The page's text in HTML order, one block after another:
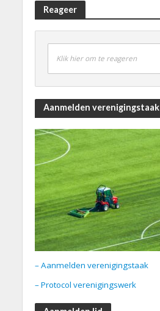
Reageer
Klik hier om te reageren
Aanmelden verenigingstaak
– Aanmelden verenigingstaak
– Protocol verenigingswerk